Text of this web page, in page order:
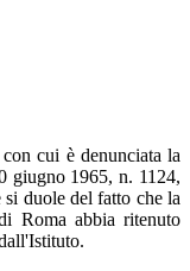
cui è denunciata la
giugno 1965, n. 1124,
duole del fatto che la
Roma abbia ritenuto